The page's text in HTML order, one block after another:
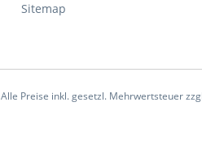
Sitemap
Preise inkl. gesetzl. Mehrwertsteuer